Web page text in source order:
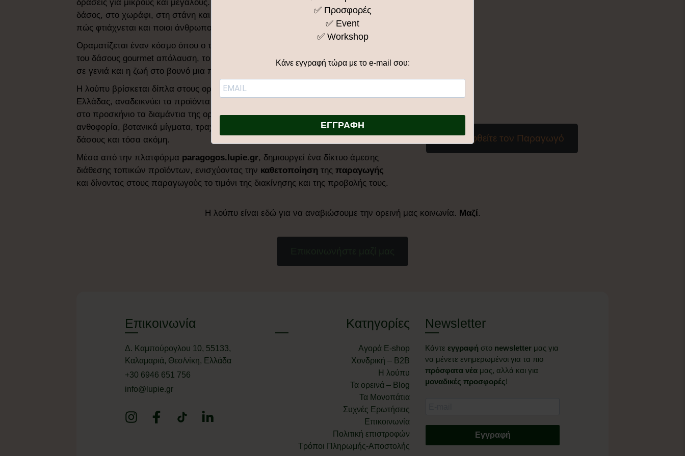
δράσεις για μικρούς και μεγάλους. Η λούπυ θέλει να μας φέρει ξανά κοντά στο
δάσος, στο χωράφι, στη στάνη και να μας δείξει από πού έρχεται το φαγητό μας,
πώς φτιάχνεται και ποιοι άνθρωποι βρίσκονται πίσω από αυτό.
Οραματίζεται έναν κόσμο όπου ο τραχανάς θα είναι comfort food, τα μανιτάρια
του δάσους gourmet απόλαυση, το βαλσαμέλαιο γνώση που περνάει από γενιά
σε γενιά και η ζωή στο βουνό μια πραγματική επιλογή και όχι ανάγκη.
Η λούπυ βρίσκεται δίπλα στους ορεινούς και ημιορεινούς παραγωγούς της
Ελλάδας, αναδεικνύει τα προϊόντα τους και συνεργάζεται μαζί τους για να φέρει
στο προσκήνιο τα διαμάντια της ορεινής παραγωγής — μέλια από σπάνια
ανθοφορία, βοτανικά μίγματα, τραχανάδες, αλείμματα, καλλυντικά, προϊόντα
δάσους και τόσα ακόμη.
Μέσα από την πλατφόρμα paragogos.lupie.gr, δημιουργεί ένα δίκτυο άμεσης
διάθεσης τοπικών προϊόντων, ενισχύοντας την καθετοποίηση της παραγωγής
και δίνοντας στους παραγωγούς το τιμόνι της διακίνησης και της προβολής τους.
Επισκεφθείτε τον Παραγωγό
Η λούπυ είναι εδώ για να αναβιώσουμε την ορεινή μας κοινωνία. Μαζί.
Επικοινωνία
Δ. Καμπούρογλου 10, 55133,
Καλαμαριά, Θεσ/νίκη, Ελλάδα
+30 6946 651 756
info@lupie.gr
Κατηγορίες
Αγορά E-shop
Χονδρική – B2B
Η λούπυ
Τα ορεινά – Blog
Τα Μονοπάτια
Συχνές Ερωτήσεις
Επικοινωνία
Πολιτική επιστροφών
Τρόποι Πληρωμής-Αποστολής
Newsletter
Κάντε εγγραφή στο newsletter μας για
να μένετε ενημερωμένοι για τα πιο
πρόσφατα νέα μας, αλλά και για
μοναδικές προσφορές!
Εγγραφή
✅ Προσφορές
✅ Event
✅ Workshop
Κάνε εγγραφή τώρα με το e-mail σου:
ΕΓΓΡΑΦΗ